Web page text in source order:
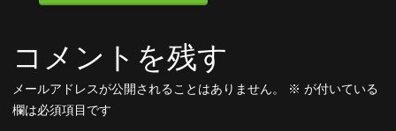
コメントを残す
メールアドレスが公開されることはありません。 ※ が付いている
欄は必須項目です